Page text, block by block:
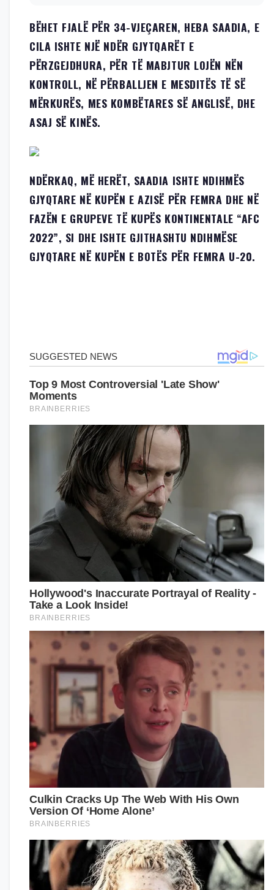
BËHET FJALË PËR 34-VJEÇAREN, HEBA SAADIA, E
CILA ISHTE NJË NDËR GJYTQARËT E
PËRZGEJDHURA, PËR TË MABJTUR LOJËN NËN
KONTROLL, NË PËRBALLJEN E MESDITËS TË SË
MËRKURËS, MES KOMBËTARES SË ANGLISË, DHE
ASAJ SË KINËS.
NDËRKAQ, MË HERËT, SAADIA ISHTE NDIHMËS
GJYQTARE NË KUPËN E AZISË PËR FEMRA DHE NË
FAZËN E GRUPEVE TË KUPËS KONTINENTALE “AFC
2022”, SI DHE ISHTE GJITHASHTU NDIHMËSE
GJYQTARE NË KUPËN E BOTËS PËR FEMRA U-20.